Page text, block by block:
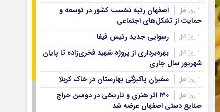
اصفهان رتبه نخست کشور در توسعه و
حمایت از تشکل‌های اجتماعی
رسوایی جدید رئیس فیفا
بهره‌برداری از پروژه شهید فخری‌زاده تا پایان
شهریور سال جاری
سفیران پاکیزگی بهارستان در خاک کربلا
۱۳۰ اثر هنری و تاریخی در دومین حراج
صنایع دستی اصفهان عرضه شد